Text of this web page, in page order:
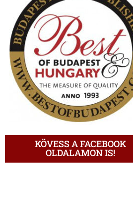
KÖVESS A FACEBOOK
OLDALAMON IS!